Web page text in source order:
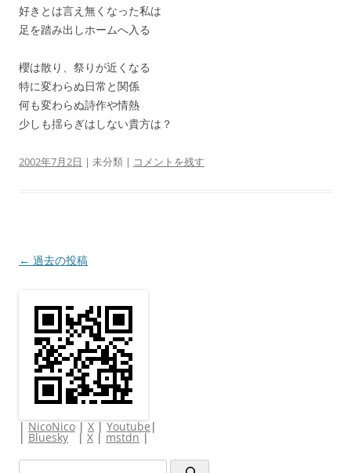
好きとは言え無くなった私は
足を踏み出しホームへ入る
櫻は散り、祭りが近くなる
特に変わらぬ日常と関係
何も変わらぬ詩作や情熱
少しも揺らぎはしない貴方は？
2002年7月2日 | 未分類 | コメントを残す
投
ン
← 過去の投稿
| NicoNico | X | Youtube |
Bluesky| X| mstdn|